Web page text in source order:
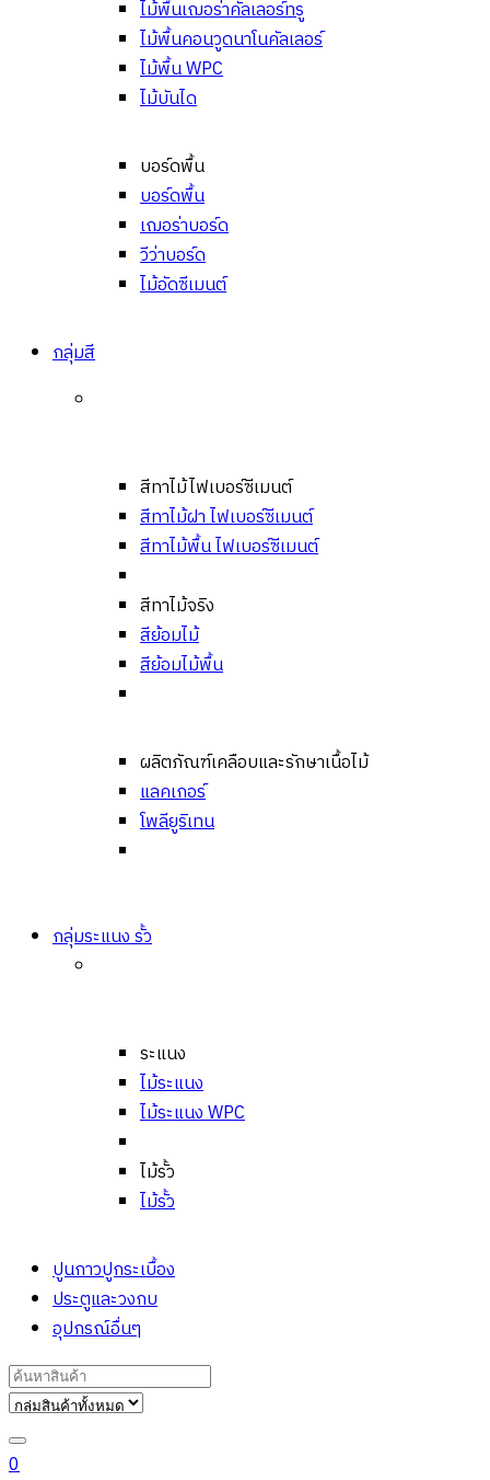
ไม้พื้นเฌอร่าคัลเลอร์ทรู
ไม้พื้นคอนวูดนาโนคัลเลอร์
ไม้พื้น WPC
ไม้บันได
บอร์ดพื้น
บอร์ดพื้น
เฌอร่าบอร์ด
วีว่าบอร์ด
ไม้อัดซีเมนต์
กลุ่มสี
สีทาไม้ไฟเบอร์ซีเมนต์
สีทาไม้ฝา ไฟเบอร์ซีเมนต์
สีทาไม้พื้น ไฟเบอร์ซีเมนต์
สีทาไม้จริง
สีย้อมไม้
สีย้อมไม้พื้น
ผลิตภัณฑ์เคลือบและรักษาเนื้อไม้
แลคเกอร์
โพลียูริเทน
กลุ่มระแนง รั้ว
ระแนง
ไม้ระแนง
ไม้ระแนง WPC
ไม้รั้ว
ไม้รั้ว
ปูนกาวปูกระเบื้อง
ประตูและวงกบ
อุปกรณ์อื่นๆ
Search
for:
0